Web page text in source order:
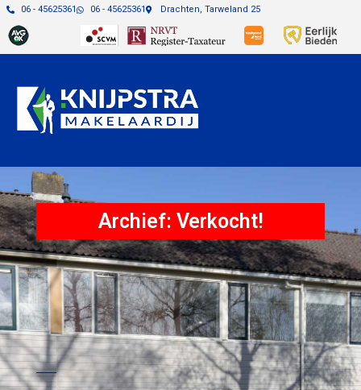
06 - 45625361 06 - 45625361 Drachten, Tarweland 25
Archief: Verkocht!